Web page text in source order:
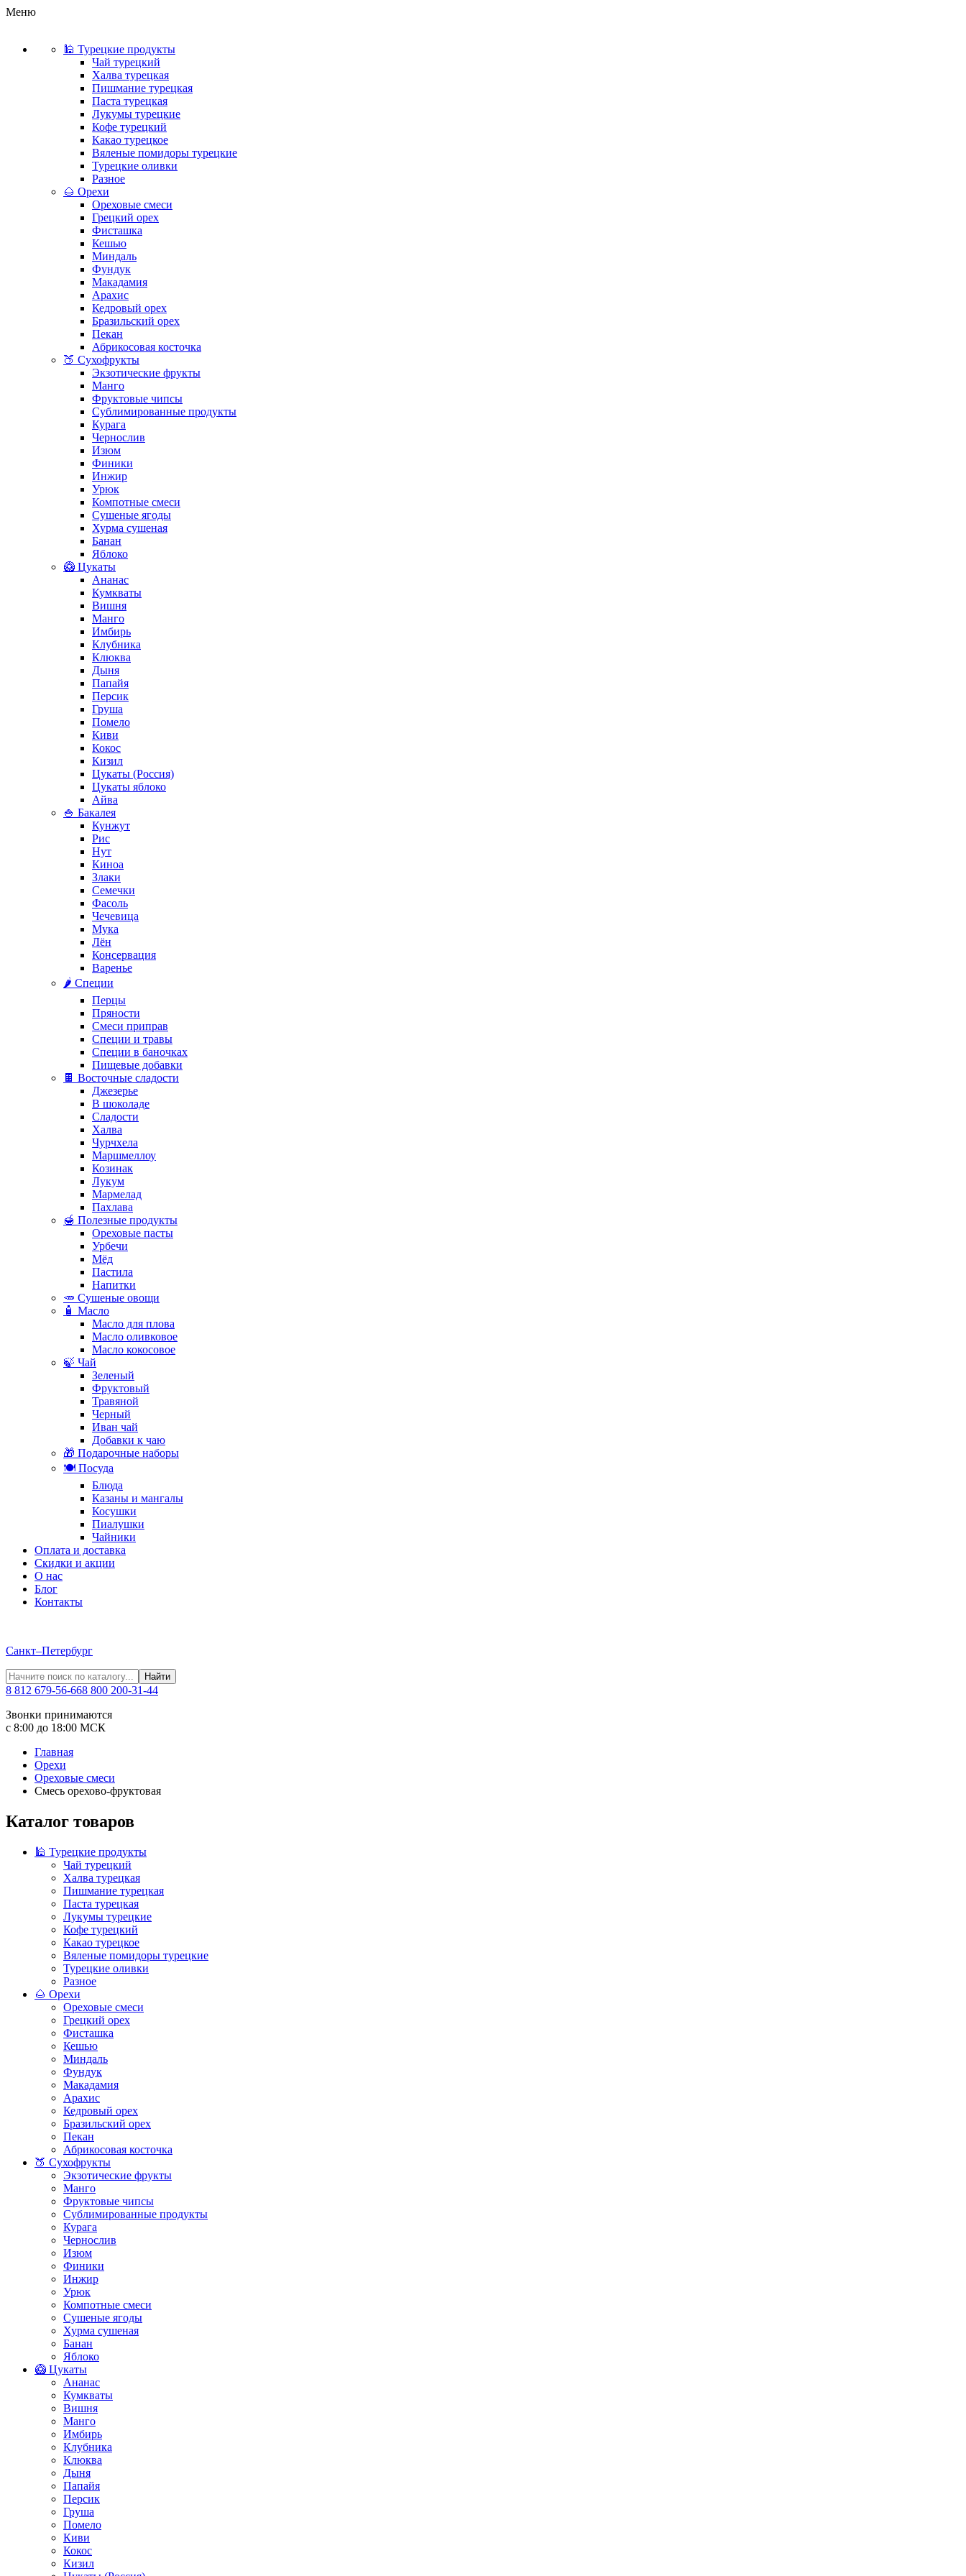
Меню
🕌 Турецкие продукты
Чай турецкий
Халва турецкая
Пишмание турецкая
Паста турецкая
Лукумы турецкие
Кофе турецкий
Какао турецкое
Вяленые помидоры турецкие
Турецкие оливки
Разное
🌰 Орехи
Ореховые смеси
Грецкий орех
Фисташка
Кешью
Миндаль
Фундук
Макадамия
Арахис
Кедровый орех
Бразильский орех
Пекан
Абрикосовая косточка
🍑 Сухофрукты
Экзотические фрукты
Манго
Фруктовые чипсы
Сублимированные продукты
Курага
Чернослив
Изюм
Финики
Инжир
Урюк
Компотные смеси
Сушеные ягоды
Хурма сушеная
Банан
Яблоко
🥝 Цукаты
Ананас
Кумкваты
Вишня
Манго
Имбирь
Клубника
Клюква
Дыня
Папайя
Персик
Груша
Помело
Киви
Кокос
Кизил
Цукаты (Россия)
Цукаты яблоко
Айва
🍚 Бакалея
Кунжут
Рис
Нут
Киноа
Злаки
Семечки
Фасоль
Чечевица
Мука
Лён
Консервация
Варенье
🌶️ Специи
Перцы
Пряности
Смеси приправ
Специи и травы
Специи в баночках
Пищевые добавки
🍫 Восточные сладости
Джезерье
В шоколаде
Сладости
Халва
Чурчхела
Маршмеллоу
Козинак
Лукум
Мармелад
Пахлава
🍯 Полезные продукты
Ореховые пасты
Урбечи
Мёд
Пастила
Напитки
🥕 Сушеные овощи
🧴 Масло
Масло для плова
Масло оливковое
Масло кокосовое
🍃 Чай
Зеленый
Фруктовый
Травяной
Черный
Иван чай
Добавки к чаю
🎁 Подарочные наборы
🍽️ Посуда
Блюда
Казаны и мангалы
Косушки
Пиалушки
Чайники
Оплата и доставка
Скидки и акции
О нас
Блог
Контакты
Санкт–Петербург
Найти
8 812 679-56-668 800 200-31-44
Звонки принимаются
с 8:00 до 18:00 МСК
Главная
Орехи
Ореховые смеси
Смесь орехово-фруктовая
Каталог товаров
🕌 Турецкие продукты
Чай турецкий
Халва турецкая
Пишмание турецкая
Паста турецкая
Лукумы турецкие
Кофе турецкий
Какао турецкое
Вяленые помидоры турецкие
Турецкие оливки
Разное
🌰 Орехи
Ореховые смеси
Грецкий орех
Фисташка
Кешью
Миндаль
Фундук
Макадамия
Арахис
Кедровый орех
Бразильский орех
Пекан
Абрикосовая косточка
🍑 Сухофрукты
Экзотические фрукты
Манго
Фруктовые чипсы
Сублимированные продукты
Курага
Чернослив
Изюм
Финики
Инжир
Урюк
Компотные смеси
Сушеные ягоды
Хурма сушеная
Банан
Яблоко
🥝 Цукаты
Ананас
Кумкваты
Вишня
Манго
Имбирь
Клубника
Клюква
Дыня
Папайя
Персик
Груша
Помело
Киви
Кокос
Кизил